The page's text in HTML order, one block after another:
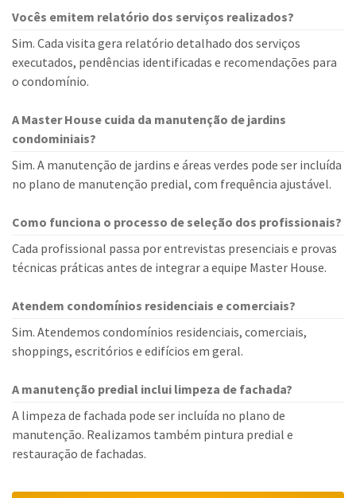
Vocês emitem relatório dos serviços realizados?
Sim. Cada visita gera relatório detalhado dos serviços
executados, pendências identificadas e recomendações para
o condomínio.
A Master House cuida da manutenção de jardins
condominiais?
Sim. A manutenção de jardins e áreas verdes pode ser incluída
no plano de manutenção predial, com frequência ajustável.
Como funciona o processo de seleção dos profissionais?
Cada profissional passa por entrevistas presenciais e provas
técnicas práticas antes de integrar a equipe Master House.
Atendem condomínios residenciais e comerciais?
Sim. Atendemos condomínios residenciais, comerciais,
shoppings, escritórios e edifícios em geral.
A manutenção predial inclui limpeza de fachada?
A limpeza de fachada pode ser incluída no plano de
manutenção. Realizamos também pintura predial e
restauração de fachadas.